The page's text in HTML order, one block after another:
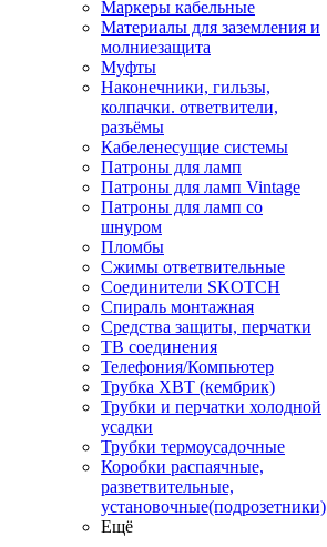
Маркеры кабельные
Материалы для заземления и
молниезащита
Муфты
Наконечники, гильзы,
колпачки. ответвители,
разъёмы
Кабеленесущие системы
Патроны для ламп
Патроны для ламп Vintage
Патроны для ламп со
шнуром
Пломбы
Сжимы ответвительные
Соединители SKOTCH
Спираль монтажная
Средства защиты, перчатки
ТВ соединения
Телефония/Компьютер
Трубка ХВТ (кембрик)
Трубки и перчатки холодной
усадки
Трубки термоусадочные
Коробки распаячные,
разветвительные,
установочные(подрозетники)
Ещё